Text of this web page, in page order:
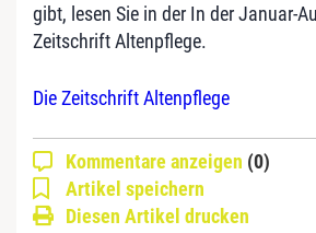
gibt, lesen Sie in der In der Januar-
Zeitschrift Altenpflege.
Die Zeitschrift Altenpflege
Kommentare anzeigen (0)
Artikel speichern
Diesen Artikel drucken